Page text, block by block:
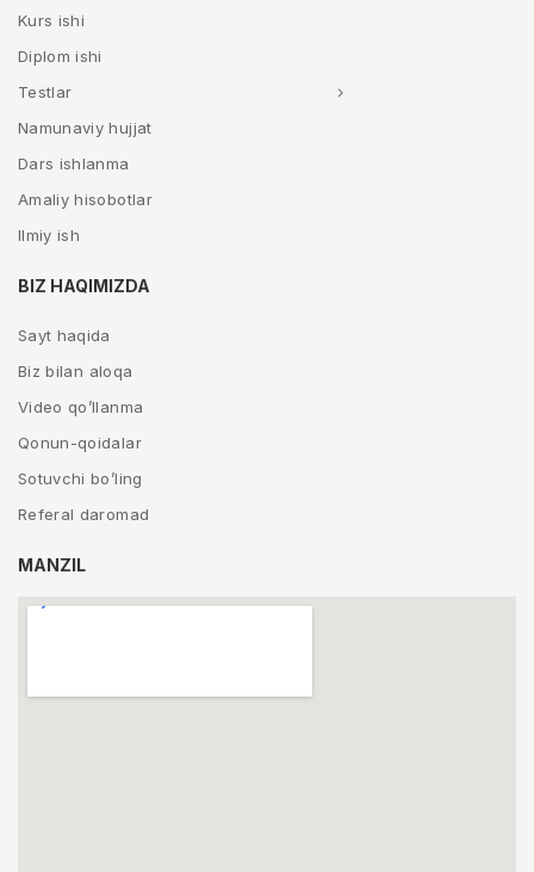
Kurs ishi
Diplom ishi
Testlar
Namunaviy hujjat
Dars ishlanma
Amaliy hisobotlar
Ilmiy ish
BIZ HAQIMIZDA
Sayt haqida
Biz bilan aloqa
Video qo’llanma
Qonun-qoidalar
Sotuvchi bo’ling
Referal daromad
MANZIL